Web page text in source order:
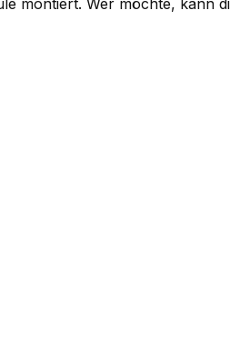
montiert. Wer möchte, kann